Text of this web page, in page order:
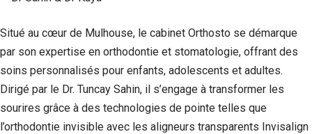
Situé au cœur de Mulhouse, le cabinet Orthosto se démarque
par son expertise en orthodontie et stomatologie, offrant des
soins personnalisés pour enfants, adolescents et adultes.
Dirigé par le Dr. Tuncay Sahin, il s’engage à transformer les
sourires grâce à des technologies de pointe telles que
l’orthodontie invisible avec les aligneurs transparents Invisalign